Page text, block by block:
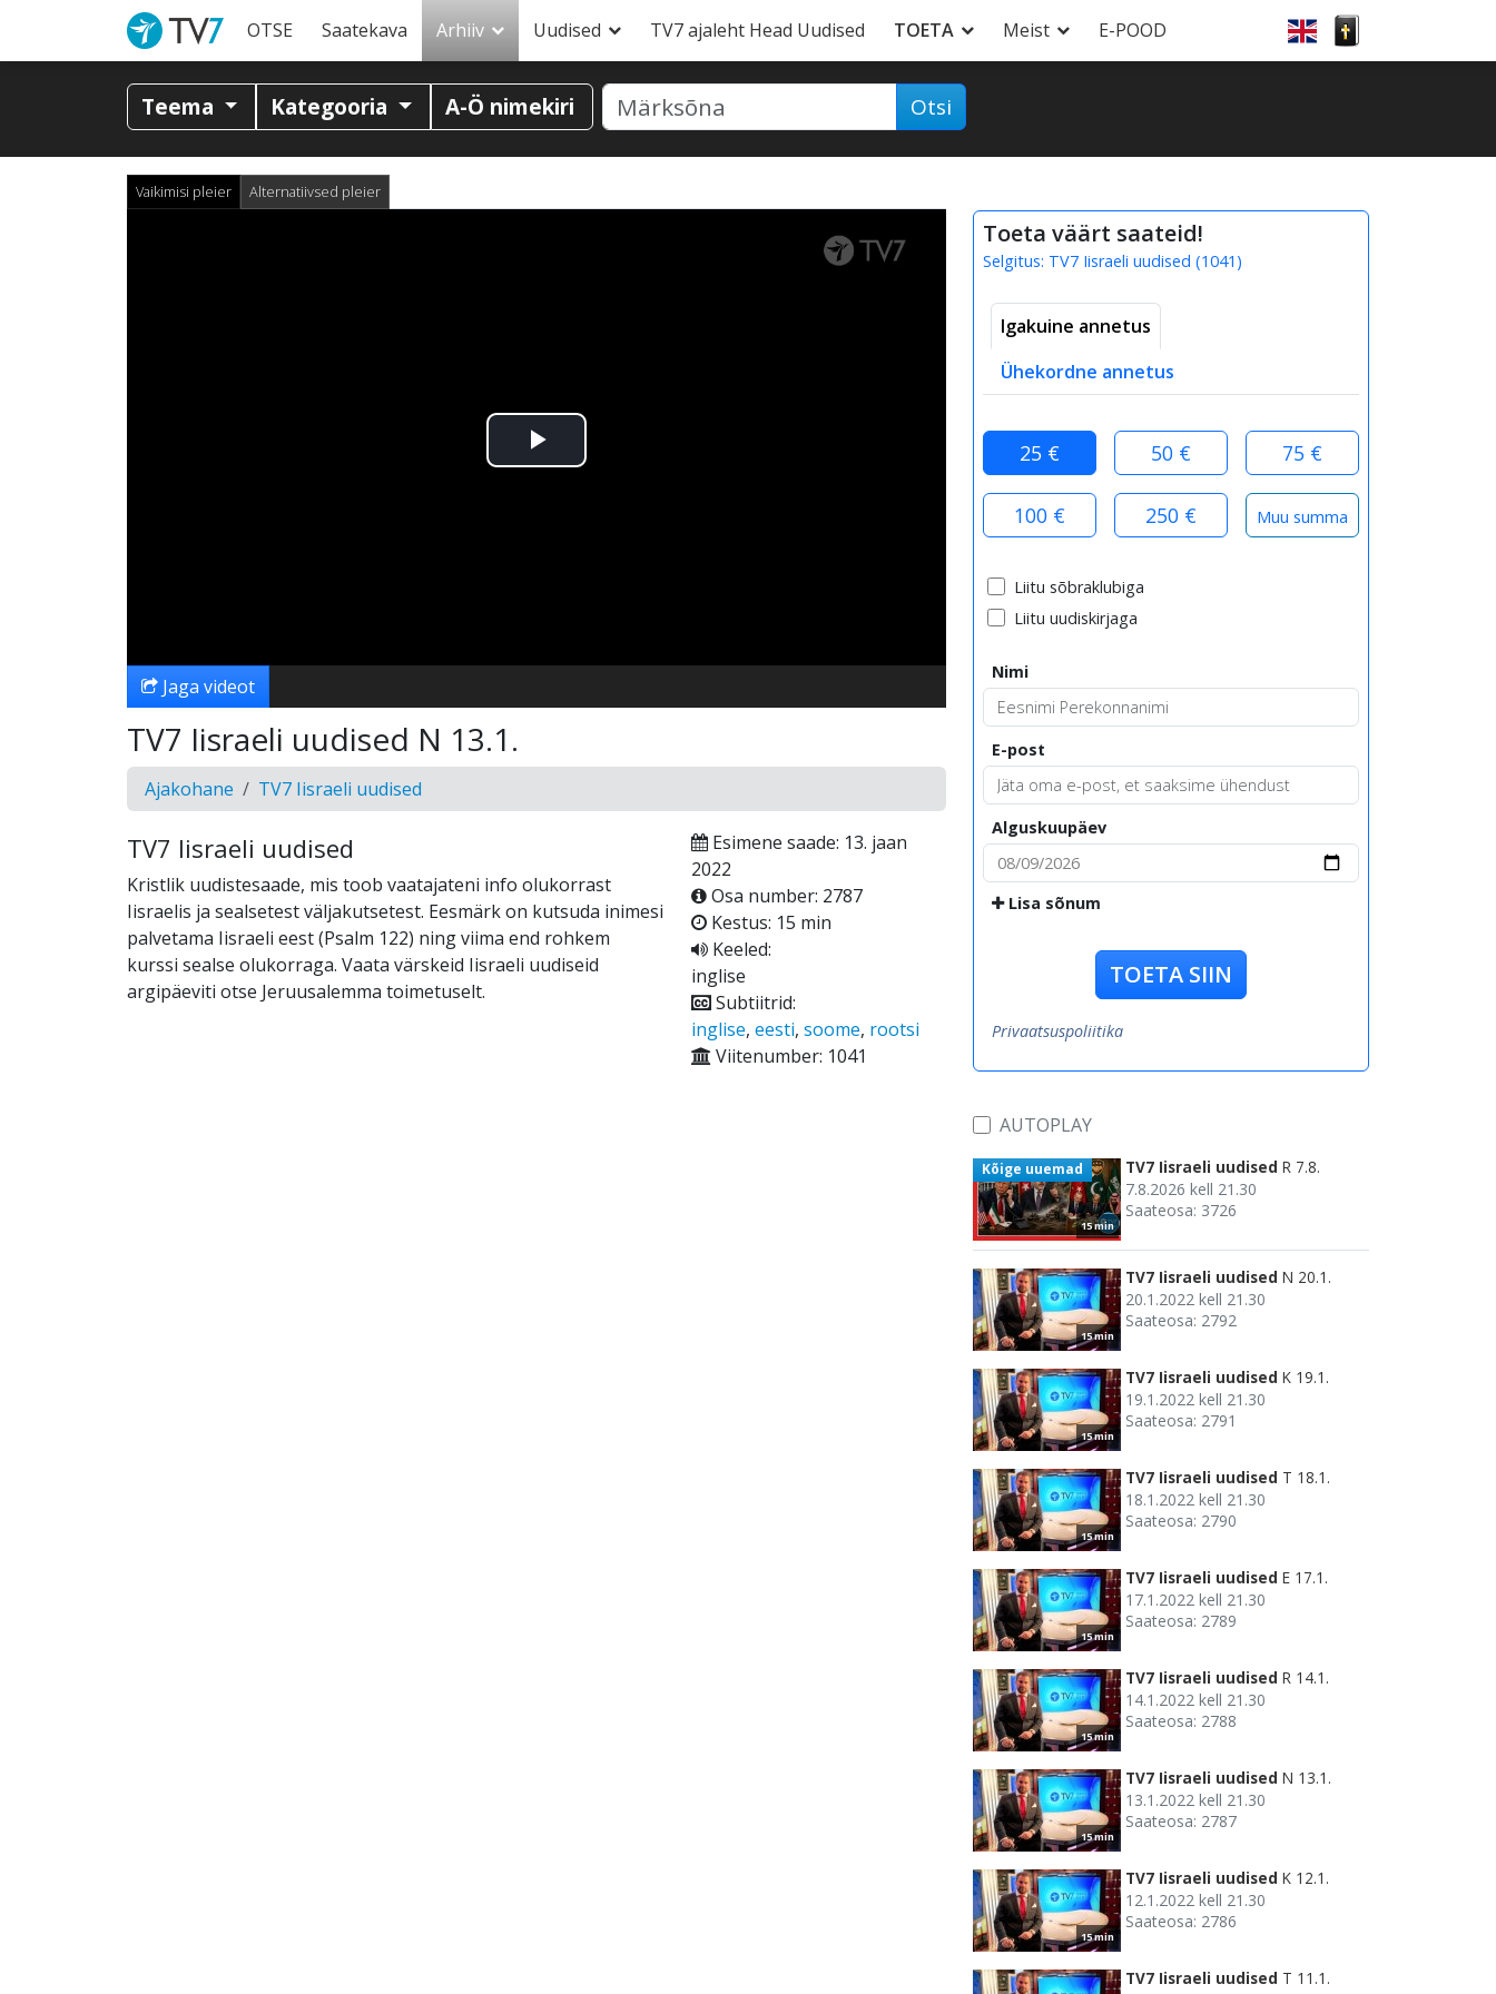
OTSE Saatekava Arhiiv Uudised TV7 ajaleht Head Uudised TOETA Meist E-POOD
Teema Kategooria A-Ö nimekiri Otsi
Vaikimisi pleier Alternatiivsed pleier
Esita
Jaga videot
TV7 Iisraeli uudised N 13.1.
Ajakohane TV7 Iisraeli uudised
TV7 Iisraeli uudised
Kristlik uudistesaade, mis toob vaatajateni info olukorrast
Iisraelis ja sealsetest väljakutsetest. Eesmärk on kutsuda inimesi
palvetama Iisraeli eest (Psalm 122) ning viima end rohkem
kurssi sealse olukorraga. Vaata värskeid Iisraeli uudiseid
argipäeviti otse Jeruusalemma toimetuselt.
Esimene saade: 13. jaan
2022
Osa number: 2787
Kestus: 15 min
Keeled:
inglise
Subtiitrid:
inglise, eesti, soome, rootsi
Viitenumber: 1041
Toeta väärt saateid!
Selgitus: TV7 Iisraeli uudised (1041 )
Igakuine annetus
Ühekordne annetus
25 € 50 € 75 €
100 € 250 €
Liitu sõbraklubiga
Liitu uudiskirjaga
Nimi
E-post
Alguskuupäev
Lisa sõnum
TOETA SIIN
Privaatsuspoliitika
AUTOPLAY
15 min
Kõige uuemad TV7 Iisraeli uudised R 7.8.
7.8.2026 kell 21.30
Saateosa: 3726
15 min
TV7 Iisraeli uudised N 20.1.
20.1.2022 kell 21.30
Saateosa: 2792
15 min
TV7 Iisraeli uudised K 19.1.
19.1.2022 kell 21.30
Saateosa: 2791
15 min
TV7 Iisraeli uudised T 18.1.
18.1.2022 kell 21.30
Saateosa: 2790
15 min
TV7 Iisraeli uudised E 17.1.
17.1.2022 kell 21.30
Saateosa: 2789
15 min
TV7 Iisraeli uudised R 14.1.
14.1.2022 kell 21.30
Saateosa: 2788
15 min
TV7 Iisraeli uudised N 13.1.
13.1.2022 kell 21.30
Saateosa: 2787
15 min
TV7 Iisraeli uudised K 12.1.
12.1.2022 kell 21.30
Saateosa: 2786
TV7 Iisraeli uudised T 11.1.